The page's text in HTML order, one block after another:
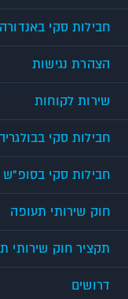
חבילות סקי באנדורה
הצהרת נגישות
שירות לקוחות
חבילות סקי
חבילות סקי בסופ"ש
חוק שירותי תעופה
תקציר חוק שירותי
דרושים